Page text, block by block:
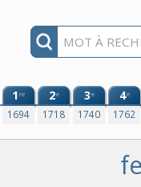
1re
1694
2e
1718
3e
1740
4e
1762